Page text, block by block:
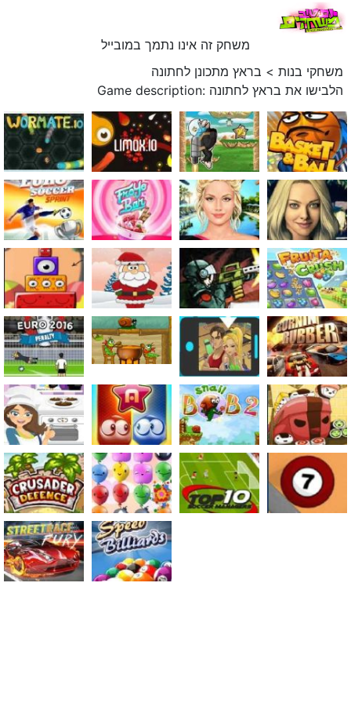
משחק זה אינו נתמך במובייל
משחקי בנות > בראץ מתכונן לחתונה
Game description: הלבישו את בראץ לחתונה